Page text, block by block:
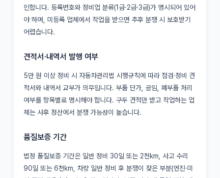
인합니다. 등록번호와 정비업 분류(1급·2급·3급)가 명시되어 있어
야 하며, 미등록 업체에서 작업을 받으면 추후 분쟁 시 보호받기
어렵습니다.
견적서·내역서 발행 여부
5만 원 이상 정비 시 자동차관리법 시행규칙에 따라 점검·정비 견
적서와 내역서 교부가 의무입니다. 부품 단가, 공임, 폐부품 처리
여부를 항목별로 명시해야 합니다. 구두 견적만 받고 작업하는 업
체는 사후 정산에서 분쟁 가능성이 높습니다.
품질보증 기간
법정 품질보증 기간은 일반 정비 30일 또는 2천km, 사고 수리
90일 또는 6천km, 차량 일반 정비 후 분쟁이 잦은 부분(엔진·미